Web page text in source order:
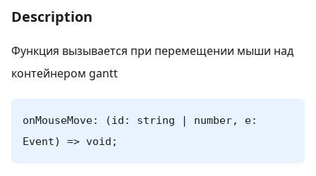
Description
Функция вызывается при перемещении мыши над
контейнером gantt
onMouseMove: (id: string | number, e:
Event) => void;